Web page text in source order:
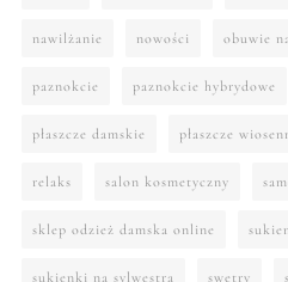
nawilżanie nowości obuwie
paznokcie paznokcie hybrydowe
płaszcze damskie płaszcze
relaks salon kosmetyczny
sklep odzież damska online
sukienki na sylwestra swetry